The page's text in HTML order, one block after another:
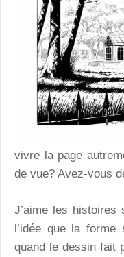
vivre la page
de vue? Avez-vous
J’aime les histoires
l’idée que la
quand le dessin fait